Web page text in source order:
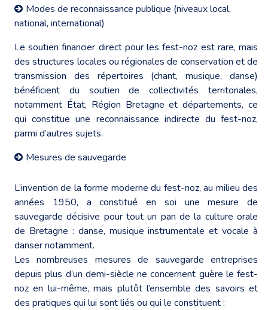
Modes de reconnaissance publique (niveaux local,
national, international)
Le soutien financier direct pour les fest-noz est rare, mais
des structures locales ou régionales de conservation et de
transmission des répertoires (chant, musique, danse)
bénéficient du soutien de collectivités territoriales,
notamment État, Région Bretagne et départements, ce
qui constitue une reconnaissance indirecte du fest-noz,
parmi d’autres sujets.
Mesures de sauvegarde
L’invention de la forme moderne du fest-noz, au milieu des
années 1950, a constitué en soi une mesure de
sauvegarde décisive pour tout un pan de la culture orale
de Bretagne : danse, musique instrumentale et vocale à
danser notamment.
Les nombreuses mesures de sauvegarde entreprises
depuis plus d’un demi-siècle ne concernent guère le fest-
noz en lui-même, mais plutôt l’ensemble des savoirs et
des pratiques qui lui sont liés ou qui le constituent :